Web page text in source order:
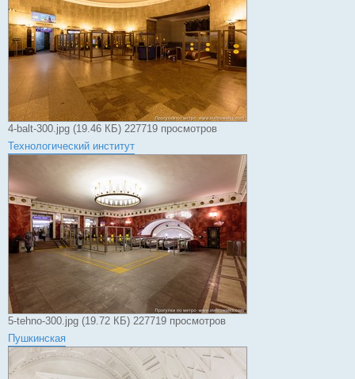
4-balt-300.jpg (19.46 КБ) 227719 просмотров
Технологический институт
5-tehno-300.jpg (19.72 КБ) 227719 просмотров
Пушкинская